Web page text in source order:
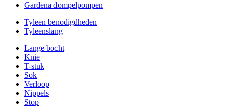
Gardena dompelpompen
Tyleen benodigdheden
Tyleenslang
Lange bocht
Knie
T-stuk
Sok
Verloop
Nippels
Stop